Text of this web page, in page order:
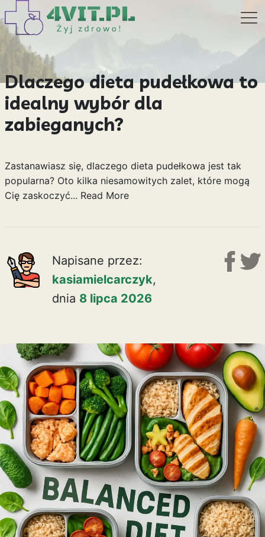
Dlaczego dieta pudełkowa to
idealny wybór dla
zabieganych?
Zastanawiasz się, dlaczego dieta pudełkowa jest tak
popularna? Oto kilka niesamowitych zalet, które mogą
Cię zaskoczyć... Read More
Napisane przez:
kasiamielcarczyk,
dnia 8 lipca 2026